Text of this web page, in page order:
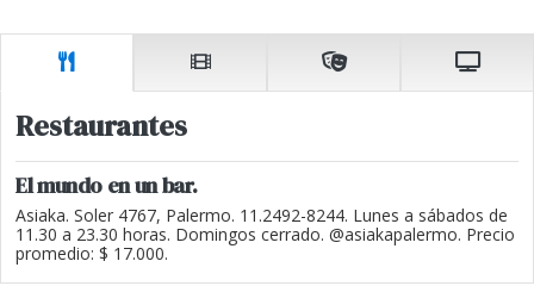
Restaurantes
El mundo en un bar.
Asiaka. Soler 4767, Palermo. 11.2492-8244. Lunes a sábados de
11.30 a 23.30 horas. Domingos cerrado. @asiakapalermo. Precio
promedio: $ 17.000.